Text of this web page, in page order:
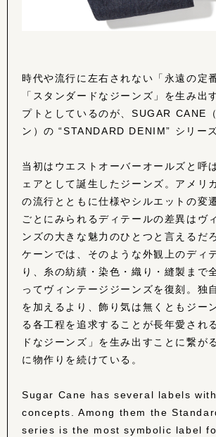
時代や流行に左右されない「永遠の定
「スタンダードなジーンズ」を生み出
プトとしているのが、SUGAR CANE
ン）の “STANDARD DENIM” シリーズ
当初はウエストオーバーオールズと呼
ェアとして誕生したジーンズ。アメリ
の流行とともに仕様やシルエットの変
ごとにみられるディテールの差異はヴ
ンズの大きな魅力のひとつと言えるだ
ケーンでは、そのような外観上のディ
り、糸の紡績・染色・織り・縫製まで
ってヴィンテージジーンズを復刻。独
を加えるより、飾り気は無くともジー
る各工程を追求することが長年愛され
ドなジーンズ」を生み出すことに繋が
に物作りを続けている。
Sugar Cane has several labels
concepts. Among them the
series is the most symbolic label